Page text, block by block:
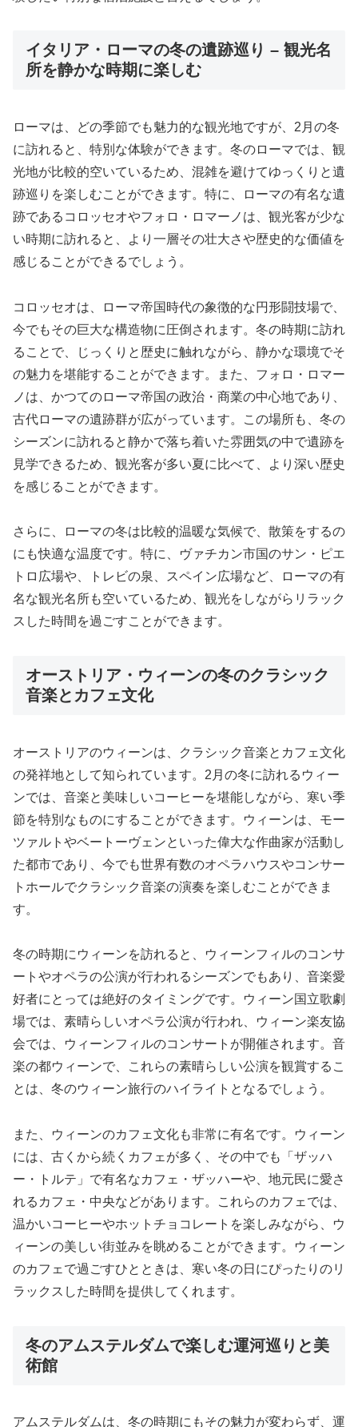
イタリア・ローマの冬の遺跡巡り – 観光名
所を静かな時期に楽しむ
ローマは、どの季節でも魅力的な観光地ですが、2月の冬
に訪れると、特別な体験ができます。冬のローマでは、観
光地が比較的空いているため、混雑を避けてゆっくりと遺
跡巡りを楽しむことができます。特に、ローマの有名な遺
跡であるコロッセオやフォロ・ロマーノは、観光客が少な
い時期に訪れると、より一層その壮大さや歴史的な価値を
感じることができるでしょう。
コロッセオは、ローマ帝国時代の象徴的な円形闘技場で、
今でもその巨大な構造物に圧倒されます。冬の時期に訪れ
ることで、じっくりと歴史に触れながら、静かな環境でそ
の魅力を堪能することができます。また、フォロ・ロマー
ノは、かつてのローマ帝国の政治・商業の中心地であり、
古代ローマの遺跡群が広がっています。この場所も、冬の
シーズンに訪れると静かで落ち着いた雰囲気の中で遺跡を
見学できるため、観光客が多い夏に比べて、より深い歴史
を感じることができます。
さらに、ローマの冬は比較的温暖な気候で、散策をするの
にも快適な温度です。特に、ヴァチカン市国のサン・ピエ
トロ広場や、トレビの泉、スペイン広場など、ローマの有
名な観光名所も空いているため、観光をしながらリラック
スした時間を過ごすことができます。
オーストリア・ウィーンの冬のクラシック
音楽とカフェ文化
オーストリアのウィーンは、クラシック音楽とカフェ文化
の発祥地として知られています。2月の冬に訪れるウィー
ンでは、音楽と美味しいコーヒーを堪能しながら、寒い季
節を特別なものにすることができます。ウィーンは、モー
ツァルトやベートーヴェンといった偉大な作曲家が活動し
た都市であり、今でも世界有数のオペラハウスやコンサー
トホールでクラシック音楽の演奏を楽しむことができま
す。
冬の時期にウィーンを訪れると、ウィーンフィルのコンサ
ートやオペラの公演が行われるシーズンでもあり、音楽愛
好者にとっては絶好のタイミングです。ウィーン国立歌劇
場では、素晴らしいオペラ公演が行われ、ウィーン楽友協
会では、ウィーンフィルのコンサートが開催されます。音
楽の都ウィーンで、これらの素晴らしい公演を観賞するこ
とは、冬のウィーン旅行のハイライトとなるでしょう。
また、ウィーンのカフェ文化も非常に有名です。ウィーン
には、古くから続くカフェが多く、その中でも「ザッハ
ー・トルテ」で有名なカフェ・ザッハーや、地元民に愛さ
れるカフェ・中央などがあります。これらのカフェでは、
温かいコーヒーやホットチョコレートを楽しみながら、ウ
ィーンの美しい街並みを眺めることができます。ウィーン
のカフェで過ごすひとときは、寒い冬の日にぴったりのリ
ラックスした時間を提供してくれます。
冬のアムステルダムで楽しむ運河巡りと美
術館
アムステルダムは、冬の時期にもその魅力が変わらず、運